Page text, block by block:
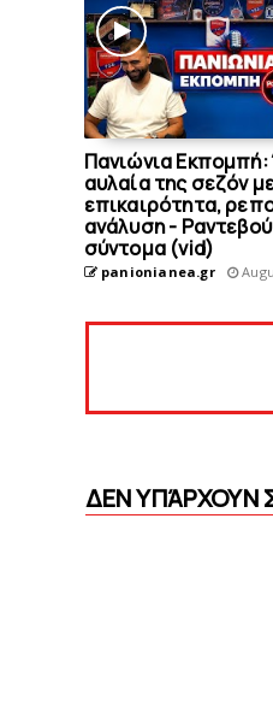
Πανιώνια
αυλαία της σεζόν
επικαιρότητα,
ανάλυση -
σύντομα (vid)
panionianea.gr
ΔΕΝ ΥΠΆΡΧΟΥΝ